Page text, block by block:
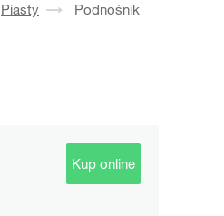
Piasty
Podnośnik
Kup online